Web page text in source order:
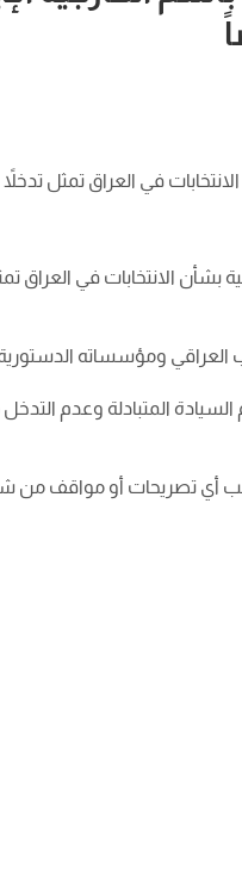
الانتخابات في العراق تمثل
بشأن الانتخابات في
العراقي ومؤسساته
السيادة المتبادلة وعدم
أي تصريحات أو مواقف